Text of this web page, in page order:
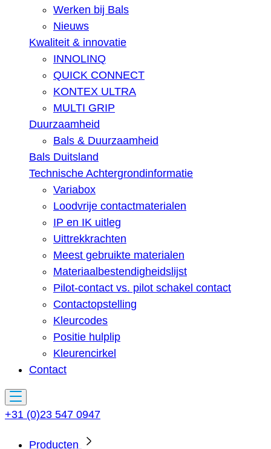
Werken bij Bals
Nieuws
Kwaliteit & innovatie
INNOLINQ
QUICK CONNECT
KONTEX ULTRA
MULTI GRIP
Duurzaamheid
Bals & Duurzaamheid
Bals Duitsland
Technische Achtergrondinformatie
Variabox
Loodvrije contactmaterialen
IP en IK uitleg
Uittrekkrachten
Meest gebruikte materialen
Materiaalbestendigheidslijst
Pilot-contact vs. pilot schakel contact
Contactopstelling
Kleurcodes
Positie hulplip
Kleurencirkel
Contact
+31 (0)23 547 0947
Producten